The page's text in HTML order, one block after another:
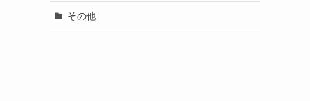
その他